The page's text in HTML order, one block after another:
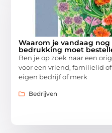
Waarom je vandaag
bedrukking moet
Ben je op zoek naar een
voor een vriend, familielid
eigen bedrijf of merk
Bedrijven